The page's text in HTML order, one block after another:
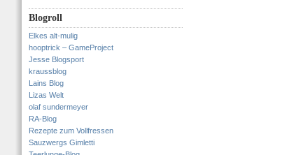
Blogroll
Elkes alt-mulig
hooptrick – GameProject
Jesse Blogsport
kraussblog
Lains Blog
Lizas Welt
olaf sundermeyer
RA-Blog
Rezepte zum Vollfressen
Sauzwergs Gimletti